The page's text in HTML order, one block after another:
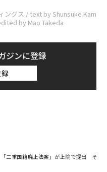
ングス / text by Shunsuke Kam
by Mao Takeda
ジンに登録
二重国籍廃止法案」が上院で提出 その